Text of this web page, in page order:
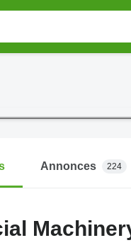
Annonces 224